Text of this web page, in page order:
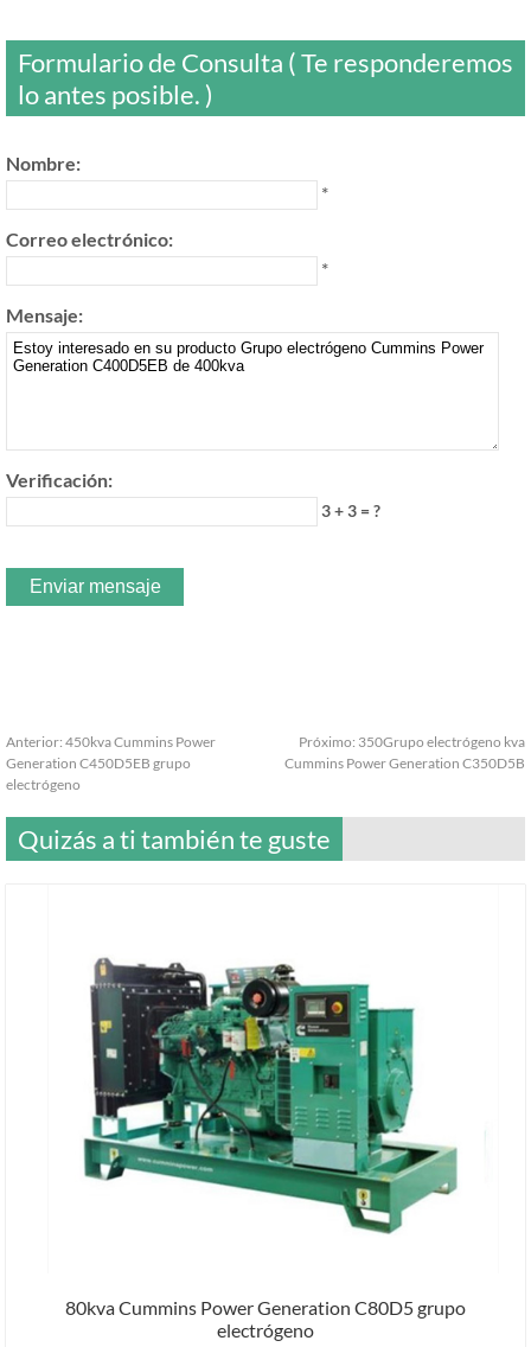
Formulario de Consulta ( Te responderemos
lo antes posible. )
Nombre:
*
Correo electrónico:
*
Mensaje:
Verificación:
3 + 3 = ?
Anterior: 450kva Cummins Power
Generation C450D5EB grupo
electrógeno
Próximo: 350Grupo electrógeno kva
Cummins Power Generation C350D5B
Quizás a ti también te guste
80kva Cummins Power Generation C80D5 grupo
electrógeno